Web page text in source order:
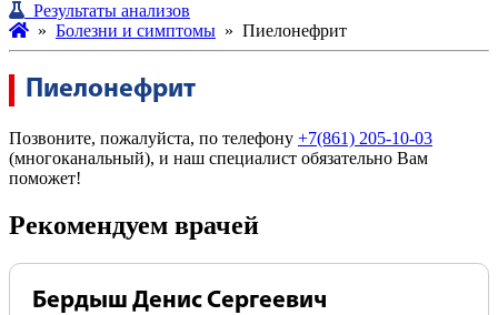
Результаты анализов
» Болезни и симптомы » Пиелонефрит
Пиелонефрит
Позвоните, пожалуйста, по телефону +7(861) 205-10-03
(многоканальный), и наш специалист обязательно Вам
поможет!
Рекомендуем врачей
Бердыш Денис Сергеевич